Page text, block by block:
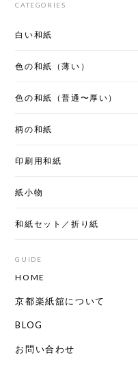
CATEGORIES
白い和紙
色の和紙（薄い）
色の和紙（普通〜厚い）
柄の和紙
印刷用和紙
紙小物
和紙セット／折り紙
GUIDE
HOME
京都楽紙舘について
BLOG
お問い合わせ